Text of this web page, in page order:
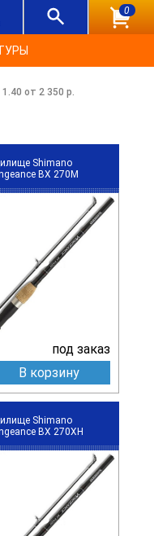
0
от 2 350 р.
Shimano
BX 270M
под заказ
В корзину
Shimano
BX 270XH